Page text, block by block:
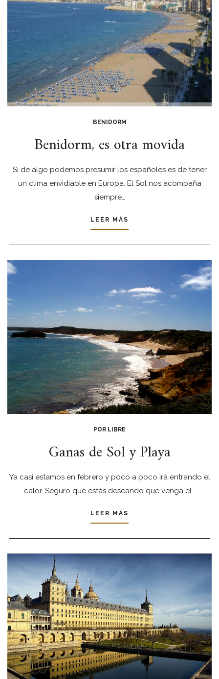
BENIDORM
Benidorm, es otra movida
Si de algo podemos presumir los españoles es de tener
un clima envidiable en Europa. El Sol nos acompaña
siempre…
LEER MÁS
POR LIBRE
Ganas de Sol y Playa
Ya casi estamos en febrero y poco a poco irá entrando el
calor. Seguro que estás deseando que venga el…
LEER MÁS